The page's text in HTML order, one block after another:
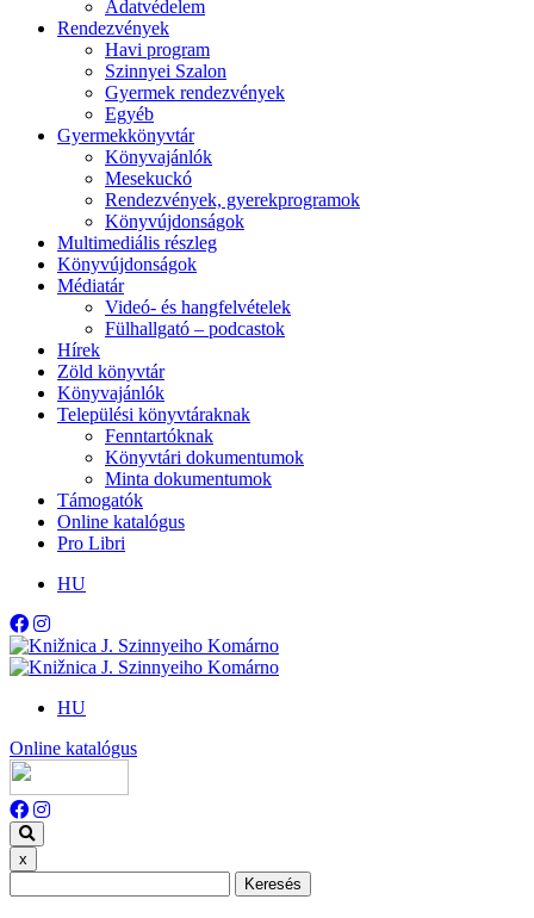
Adatvédelem
Rendezvények
Havi program
Szinnyei Szalon
Gyermek rendezvények
Egyéb
Gyermekkönyvtár
Könyvajánlók
Mesekuckó
Rendezvények, gyerekprogramok
Könyvújdonságok
Multimediális részleg
Könyvújdonságok
Médiatár
Videó- és hangfelvételek
Fülhallgató – podcastok
Hírek
Zöld könyvtár
Könyvajánlók
Települési könyvtáraknak
Fenntartóknak
Könyvtári dokumentumok
Minta dokumentumok
Támogatók
Online katalógus
Pro Libri
HU
HU
Online katalógus
x
Keresés